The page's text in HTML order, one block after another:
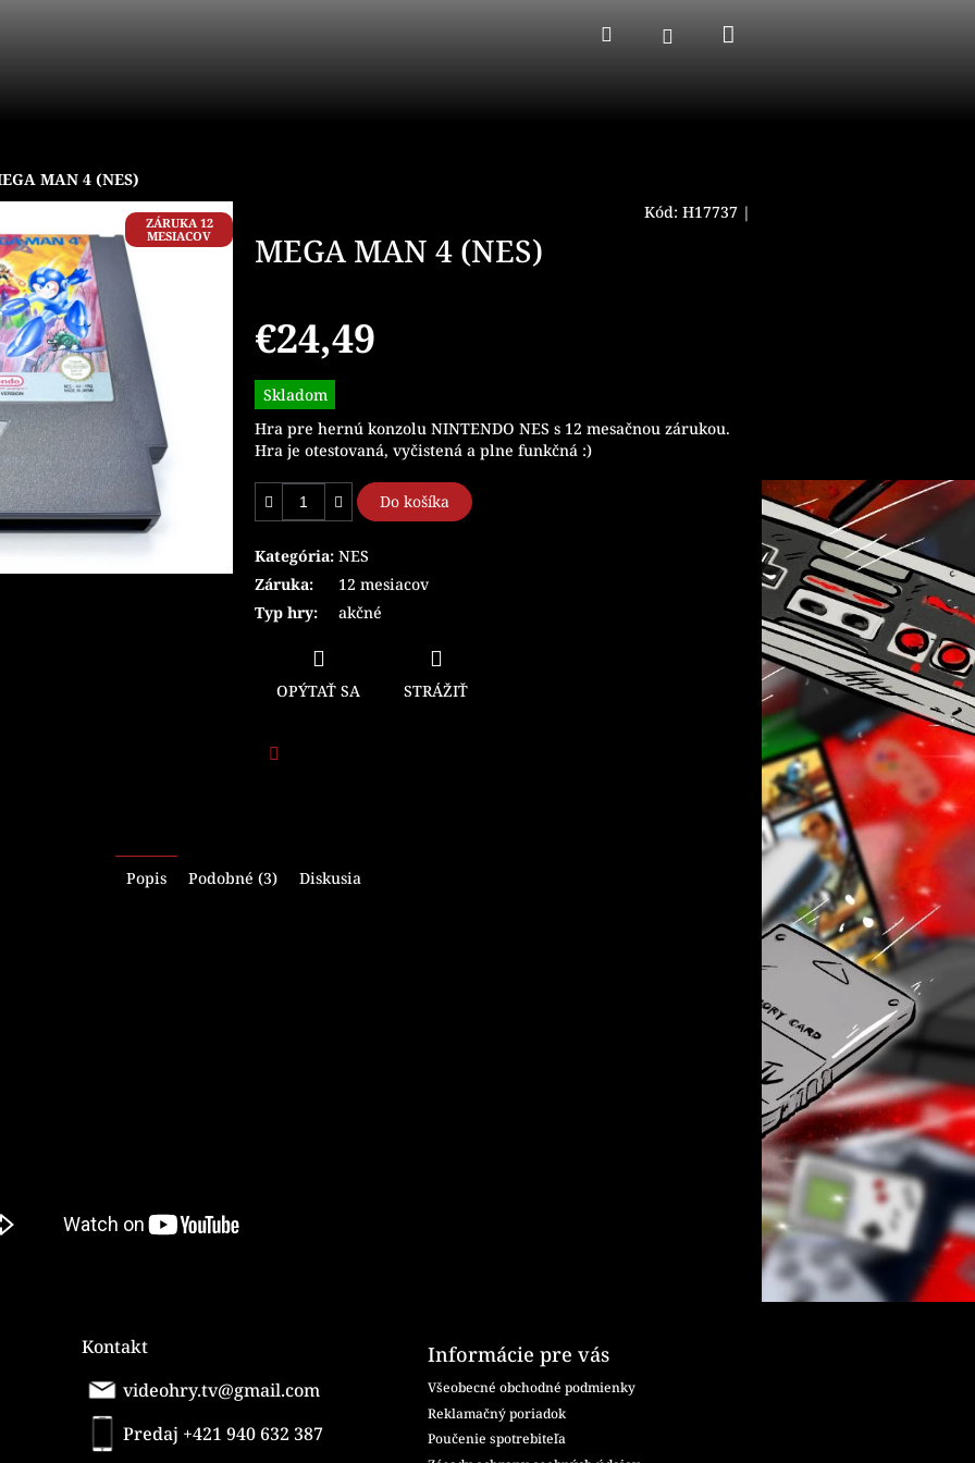
Hľadať Prihlásenie
MAN 4 (NES)
ZÁRUKA 12
MESIACOV
Kód: H17737 |
MEGA MAN 4 (NES)
€24,49
Jednotková
cena:
Skladom
Hra pre hernú konzolu NINTENDO NES s 12 mesačnou zárukou.
Hra je otestovaná, vyčistená a plne funkčná :)
Do košíka
Kategória: NES
Záruka:
12 mesiacov
Typ hry: akčné
OPÝTAŤ SA STRÁŽIŤ
Popis Podobné (3) Diskusia
Kontakt
videohry.tv@gmail.com
Predaj +421 940 632 387
Informácie pre vás
Všeobecné obchodné podmienky
Reklamačný poriadok
Poučenie spotrebiteľa